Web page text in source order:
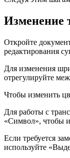
Изменение
Откройте
редактирования
Для изменения
отрегулируйте
Чтобы изменить
Для работы с
«Символ», чтобы
Если требуется
используйте